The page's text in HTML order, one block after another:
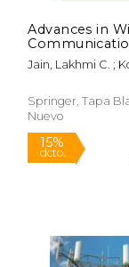
Advances in
Applications:
Technology:
Technologies,
Services and
(en Inglés)
Jain, Lakhmi C. ;
Springer, Tapa
Nuevo